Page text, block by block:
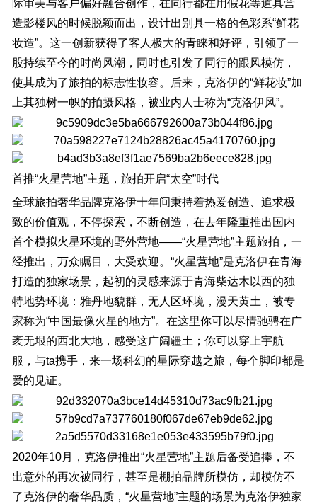
际审美与客户偏好融合创作，在同行都在用假花等道具营
造影楼风的时候脱颖而出，设计出别具一格的色彩系“鲜花
妆造”。这一创新获得了客人极大的青睐和好评，引领了一
股持续至今的时尚风潮，同时也引发了同行的跟风模仿，
使其成为了旅拍的标志性妆容。后来，克洛伊的“鲜花妆”加
上其独树一帜的拍摄风格，被业内人士称为“克洛伊风”。
首推“火星营地”主题，旅拍开启“太空”时代
全球旅拍奢华品牌克洛伊十年间秉持着热爱创造、追求极
致的价值观，不停探索，不断创造，在去年隆重推出国内
首个模拟火星环境的野外营地——“火星营地”主题旅拍，一
经推出，万众瞩目，大受欢迎。“火星营地”是克洛伊在青海
打造的独家场景，起初的灵感来源于青海柴达木以西的独
特地势环境：雅丹地貌群，无人区环境，漫天黄土，被专
家称为“中国最像火星的地方”。在这里你可以尽情驰骋在广
袤无垠的西北大地，感受这广阔疆土；你可以穿上宇航
服，与ta携手，来一场科幻的星际穿越之旅，每个脚印都是
爱的见证。
2020年10月，克洛伊推出“火星营地”主题后备受追捧，不
出意外的再次被同行，甚至是棚拍品牌所模仿，却模仿不
了克洛伊的奢华品质，“火星营地”主题的场景为克洛伊独家